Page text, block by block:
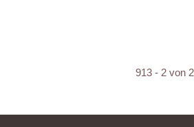
913 - 2 von